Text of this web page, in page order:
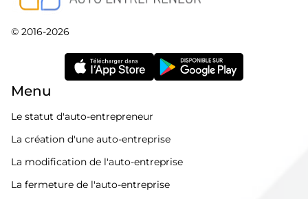
© 2016-2026
Menu
Le statut d'auto-entrepreneur
La création d'une auto-entreprise
La modification de l'auto-entreprise
La fermeture de l'auto-entreprise